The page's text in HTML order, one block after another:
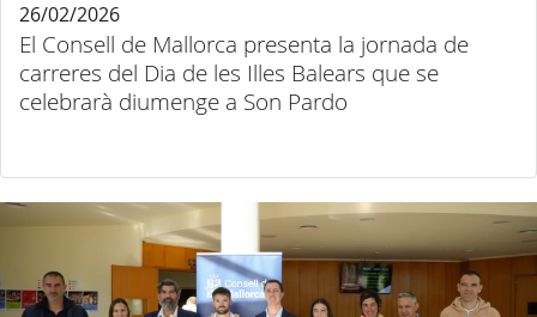
El Consell de Mallorca presenta la jornada de
carreres del Dia de les Illes Balears que se
celebrarà diumenge a Son Pardo
26/02/2026